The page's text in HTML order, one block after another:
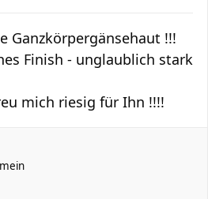
Ganzkörpergänsehaut !!!
Finish - unglaublich stark
mich riesig für Ihn !!!!